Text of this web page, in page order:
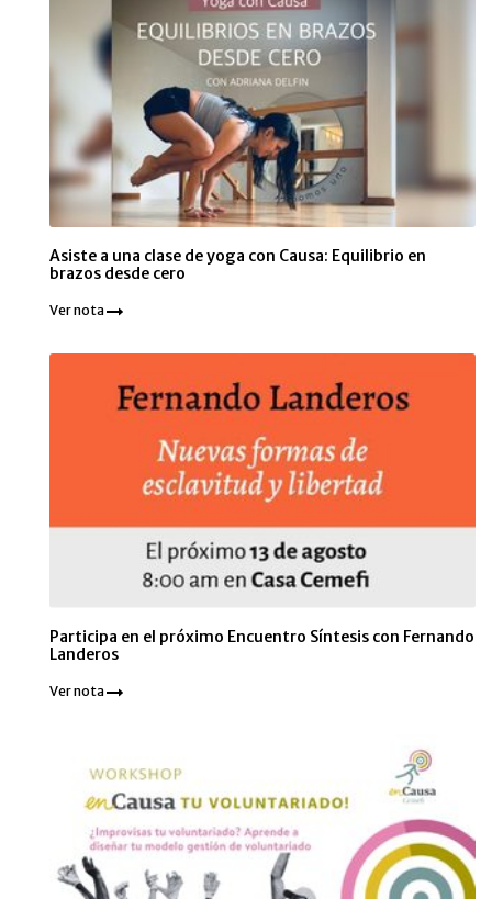
Asiste a una clase de yoga con Causa: Equilibrio en
brazos desde cero
Ver nota
Participa en el próximo Encuentro Síntesis con Fernando
Landeros
Ver nota